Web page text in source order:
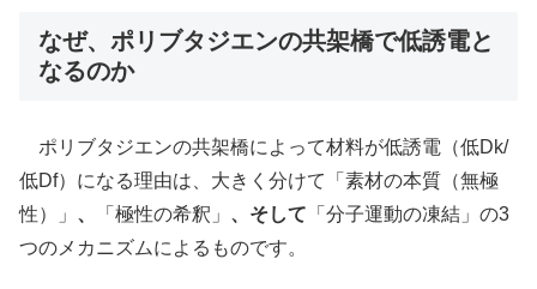
なぜ、ポリブタジエンの共架橋で低誘電と
なるのか
ポリブタジエンの共架橋によって材料が低誘電（低Dk/
低Df）になる理由は、大きく分けて「素材の本質（無極
性）」 、 「極性の希釈」 、そして 「分子運動の凍結」の3
つのメカニズムによるものです。